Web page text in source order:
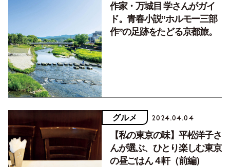
作家・万城目 学さんがガイ
ド。青春小説”ホルモー三部
作”の足跡をたどる京都旅。
グルメ 2024.04.04
【私の東京の味】平松洋子さ
んが選ぶ、ひとり楽しむ東京
の昼ごはん４軒（前編）